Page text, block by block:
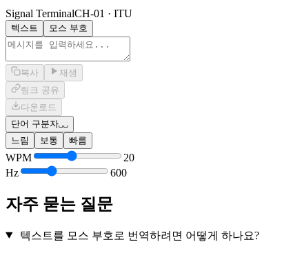
Signal TerminalCH-01 · ITU
텍스트 모스 부호
복사
재생
링크 공유
다운로드
단어 구분자␣␣
느림
보통 빠름
WPM
20
Hz
600
자주 묻는 질문
텍스트를 모스 부호로 번역하려면 어떻게 하나요?